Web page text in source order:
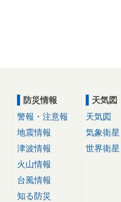
防災情報
警報・注意報
地震情報
津波情報
火山情報
台風情報
知る防災
天気図
天気図
気象衛星
世界衛星